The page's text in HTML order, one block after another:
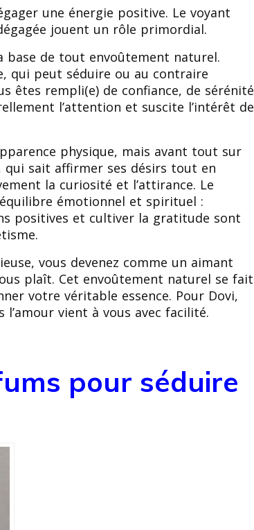
une énergie positive. Le voyant
jouent un rôle primordial.
base de tout envoûtement naturel.
qui peut séduire ou au contraire
êtes rempli(e) de confiance, de sérénité
l’attention et suscite l’intérêt de
physique, mais avant tout sur
qui sait affirmer ses désirs tout en
la curiosité et l’attirance. Le
émotionnel et spirituel :
positives et cultiver la gratitude sont
vous devenez comme un aimant
plaît. Cet envoûtement naturel se fait
votre véritable essence. Pour Dovi,
vient à vous avec facilité.
pour séduire